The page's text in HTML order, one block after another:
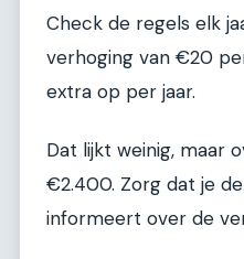
Check de regels elk
verhoging van €20
extra op per jaar.
Dat lijkt weinig, maar
€2.400. Zorg dat je
informeert over de